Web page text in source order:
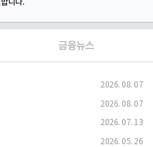
합니다.
금융뉴스
2026. 08. 07
2026. 08. 07
2026. 07. 13
2026. 05. 26